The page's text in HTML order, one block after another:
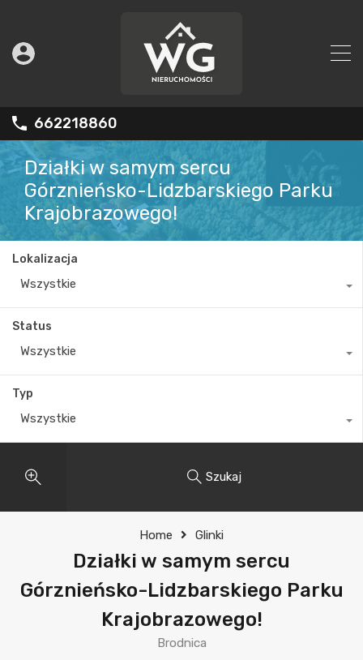
662218860
Działki w samym sercu
Górznieńsko-Lidzbarskiego Parku
Krajobrazowego!
Lokalizacja
Wszystkie
Status
Wszystkie
Typ
Wszystkie
Szukaj
Home Glinki
Działki w samym sercu
Górznieńsko-Lidzbarskiego Parku
Krajobrazowego!
Brodnica